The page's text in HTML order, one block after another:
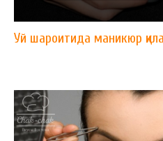
Уй шароитида маникюр